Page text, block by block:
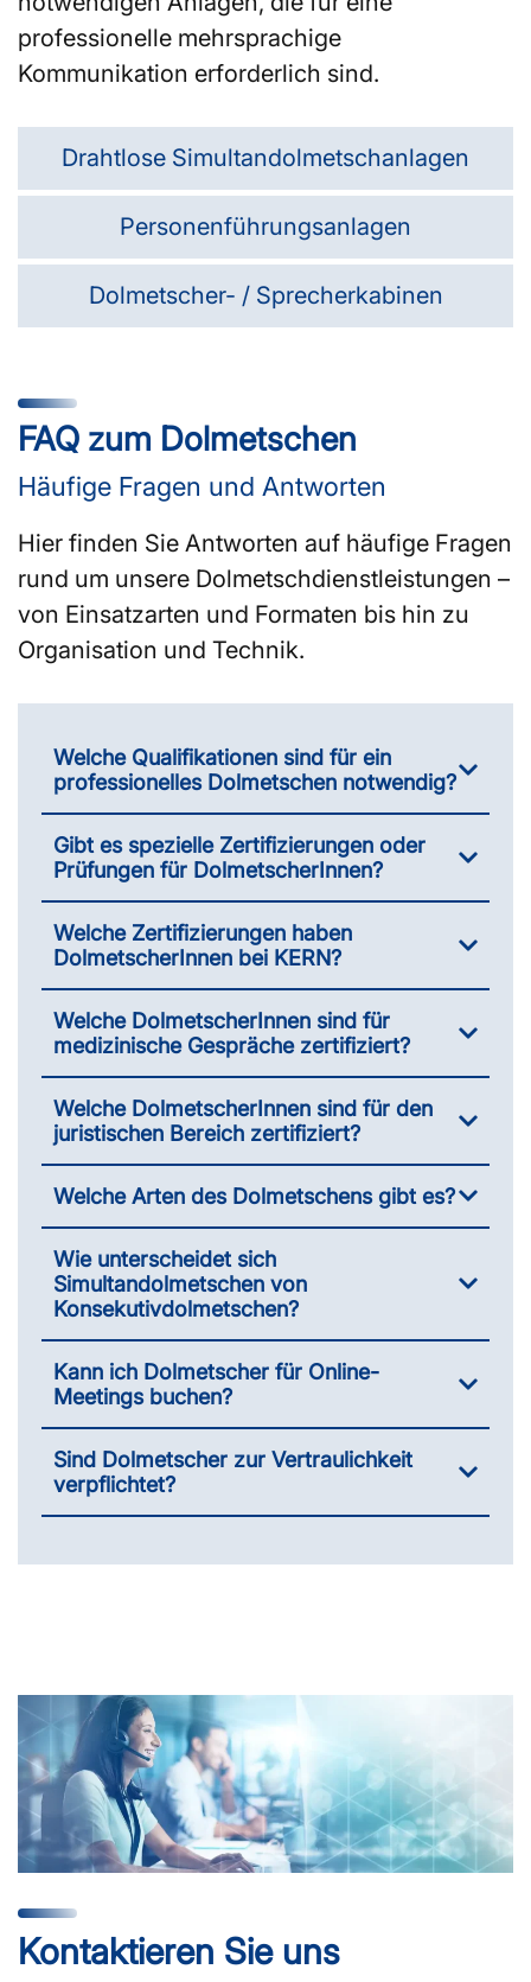
professionelle mehrsprachige
Kommunikation erforderlich sind.
Drahtlose Simultandolmetschanlagen
Personenführungsanlagen
Dolmetscher- / Sprecherkabinen
FAQ zum Dolmetschen
Häufige Fragen und Antworten
Hier finden Sie Antworten auf häufige Fragen
rund um unsere Dolmetschdienstleistungen –
von Einsatzarten und Formaten bis hin zu
Organisation und Technik.
Welche Qualifikationen sind für ein
professionelles Dolmetschen notwendig?
Gibt es spezielle Zertifizierungen oder
Prüfungen für DolmetscherInnen?
Welche Zertifizierungen haben
DolmetscherInnen bei KERN?
Welche DolmetscherInnen sind für
medizinische Gespräche zertifiziert?
Welche DolmetscherInnen sind für den
juristischen Bereich zertifiziert?
Welche Arten des Dolmetschens gibt es?
Wie unterscheidet sich
Simultandolmetschen von
Konsekutivdolmetschen?
Kann ich Dolmetscher für Online-
Meetings buchen?
Sind Dolmetscher zur Vertraulichkeit
verpflichtet?
Kontaktieren Sie uns